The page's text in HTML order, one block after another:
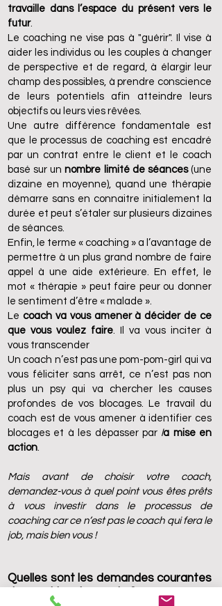
travaille dans l’espace du présent vers le
futur.
Le coaching ne vise pas à "guérir". Il vise à
aider les individus ou les couples à changer
de perspective et de regard, à élargir leur
champ des possibles, à prendre conscience
de leurs potentiels afin atteindre leurs
objectifs ou leurs vies rêvées.
Une autre différence fondamentale est
que le processus de coaching est encadré
par un contrat entre le client et le coach
basé sur unnombre limité de séances(une
dizaine en moyenne), quand une thérapie
démarre sans en connaitre initialement la
durée et peut s’étaler sur plusieurs dizaines
de séances.
Enfin, le terme « coaching » a l’avantage de
permettre à un plus grand nombre de faire
appel à une aide extérieure. En effet, le
mot « thérapie » peut faire peur ou donner
le sentiment d’être « malade ».
Le coach va vous amener à décider de ce
que vous voulez faire. Il va vous inciter à
vous transcender
Un coach n’est pas une pom-pom-girl qui va
vous féliciter sans arrêt, ce n’est pas non
plus un psy qui va chercher les causes
profondes de vos blocages. Le travail du
coach est de vous amener à identifier ces
blocages et à les dépasser parla mise en
action.
Mais avant de choisir votre coach,
demandez-vous à quel point vous êtes prêts
à vous investir dans le processus de
coaching car ce n’est pas le coach qui fera le
job, mais bien vous !
Quelles sont les demandes courantes
coaching